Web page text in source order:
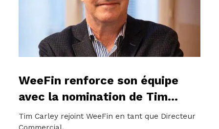
WeeFin renforce son équipe
avec la nomination de Tim
Carley au poste de Directeur
Tim Carley rejoint WeeFin en tant que Directeur